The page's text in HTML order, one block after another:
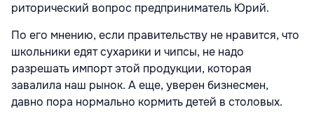
риторический вопрос предприниматель Юрий.
По его мнению, если правительству не нравится, что
школьники едят сухарики и чипсы, не надо
разрешать импорт этой продукции, которая
завалила наш рынок. А еще, уверен бизнесмен,
давно пора нормально кормить детей в столовых.